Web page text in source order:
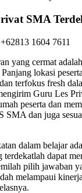
SMA
+62813 1604 7611
yang cermat
lokasi
terfokus fresh
Guru Les
peserta dan
dan juga
dalam belajar
terdekatlah dapat
pilih jawaban
melampaui